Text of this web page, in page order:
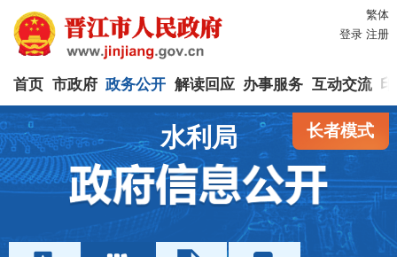
繁体
登录 注册
首页 市政府 政务公开 解读回应 办事服务 互动交流
长者模式
水利局